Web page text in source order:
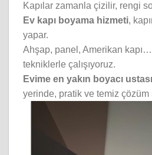
Kapılar zamanla çizilir, rengi
Ev kapı boyama hizmeti,
yapar.
Ahşap, panel, Amerikan
tekniklerle çalışıyoruz.
Evime en yakın boyacı ustası
yerinde, pratik ve temiz çözüm